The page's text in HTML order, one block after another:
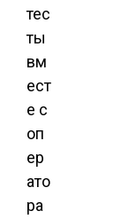
тес
ты
вм
ест
е с
оп
ер
ато
ра